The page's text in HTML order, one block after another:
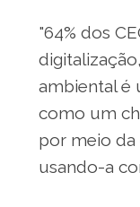
"64% dos
ambiental é
como um
por meio da
usando-a